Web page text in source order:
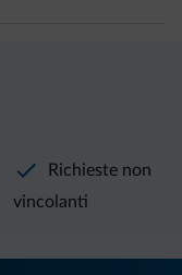
Richieste non
vincolanti